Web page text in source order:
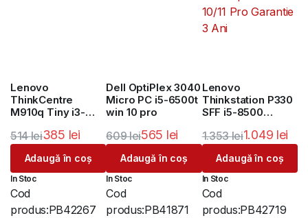
Lenovo
ThinkCentre
M910q Tiny i3-
514lei
Prețul
inițial
a
fost:
385 lei
Prețul
curent
este:
385 lei.
Adaugă în coș
In Stoc
Cod
produs:PB42267
Dell OptiPlex 3040
Micro PC i5-6500t
win 10 pro
609lei
Prețul
inițial
a
fost:
565 lei
Prețul
curent
este:
565 lei.
Adaugă în coș
In Stoc
Cod
produs:PB41871
Lenovo
Thinkstation P330
SFF i5-8500
10/11 Pro Garantie
3 Ani
1.353lei
Prețul
inițial
a
fost:
1.049 lei
Prețul
curent
este:
1.049 lei.
Adaugă în coș
In Stoc
Cod
produs:PB42719